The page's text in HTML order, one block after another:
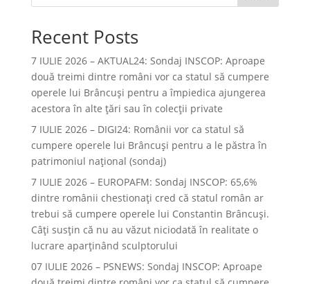
Recent Posts
7 IULIE 2026 – AKTUAL24: Sondaj INSCOP: Aproape
două treimi dintre români vor ca statul să cumpere
operele lui Brâncuşi pentru a împiedica ajungerea
acestora în alte ţări sau în colecţii private
7 IULIE 2026 – DIGI24: Românii vor ca statul să
cumpere operele lui Brâncuși pentru a le păstra în
patrimoniul național (sondaj)
7 IULIE 2026 – EUROPAFM: Sondaj INSCOP: 65,6%
dintre românii chestionați cred că statul român ar
trebui să cumpere operele lui Constantin Brâncuși.
Câți susțin că nu au văzut niciodată în realitate o
lucrare aparținând sculptorului
07 IULIE 2026 – PSNEWS: Sondaj INSCOP: Aproape